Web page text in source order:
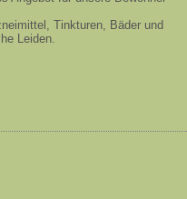
Tinkturen, Bäder und
Leiden.